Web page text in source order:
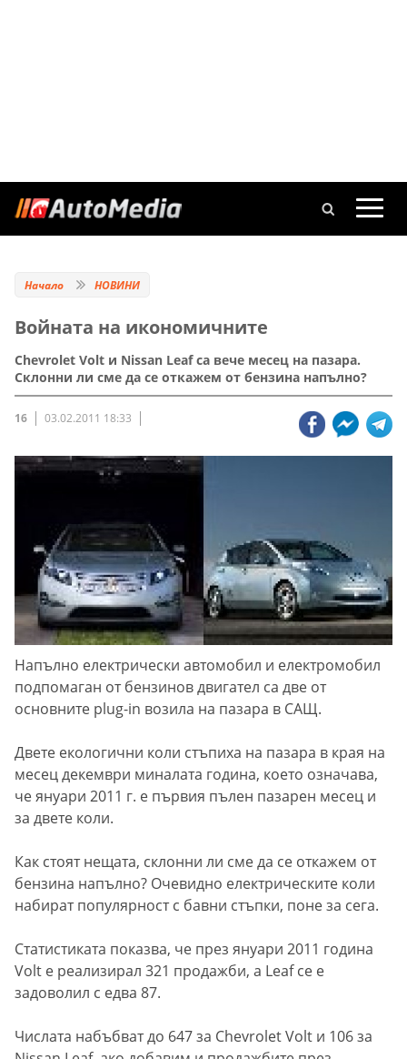
Начало НОВИНИ
Войната на икономичните
Chevrolet Volt и Nissan Leaf са вече месец на пазара.
Склонни ли сме да се откажем от бензина напълно?
16 03.02.2011 18:33
Напълно електрически автомобил и електромобил
подпомаган от бензинов двигател са две от
основните plug-in возила на пазара в САЩ.
Двете екологични коли стъпиха на пазара в края на
месец декември миналата година, което означава,
че януари 2011 г. е първия пълен пазарен месец и
за двете коли.
Как стоят нещата, склонни ли сме да се откажем от
бензина напълно? Очевидно електрическите коли
набират популярност с бавни стъпки, поне за сега.
Статистиката показва, че през януари 2011 година
Volt е реализирал 321 продажби, а Leaf се е
задоволил с едва 87.
Числата набъбват до 647 за Chevrolet Volt и 106 за